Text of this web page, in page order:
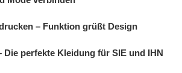
– Funktion grüßt Design
Die perfekte Kleidung für SIE und IHN